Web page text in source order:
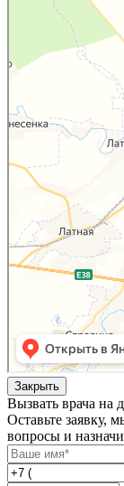
Закрыть
Вызвать врача на
Оставьте заявку,
вопросы и